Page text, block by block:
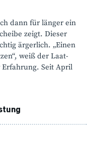
dann für länger ein
zeigt. Dieser
ärger­lich. „Einen
weiß der Laat­
Seit April